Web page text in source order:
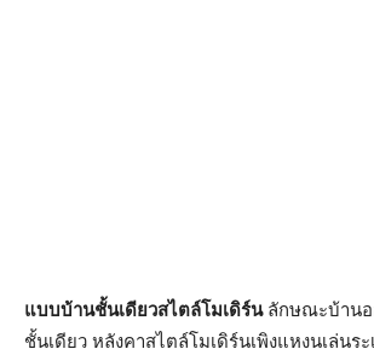
แบบบ้านชั้นเดียวสไตล์โมเดิร์นลักษณะบ้านอ
ชั้นเดียว หลังคาสไตล์โมเดิร์นเพิงแหงนเล่นร